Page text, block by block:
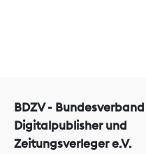
BDZV - Bundesverband
Digitalpublisher und
Zeitungsverleger e.V.